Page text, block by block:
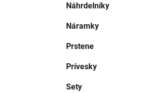
Náhrdelníky
Náramky
Prstene
Prívesky
Sety